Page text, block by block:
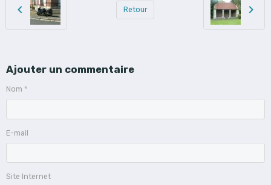
Retour
Ajouter un commentaire
Nom
E-mail
Site Internet